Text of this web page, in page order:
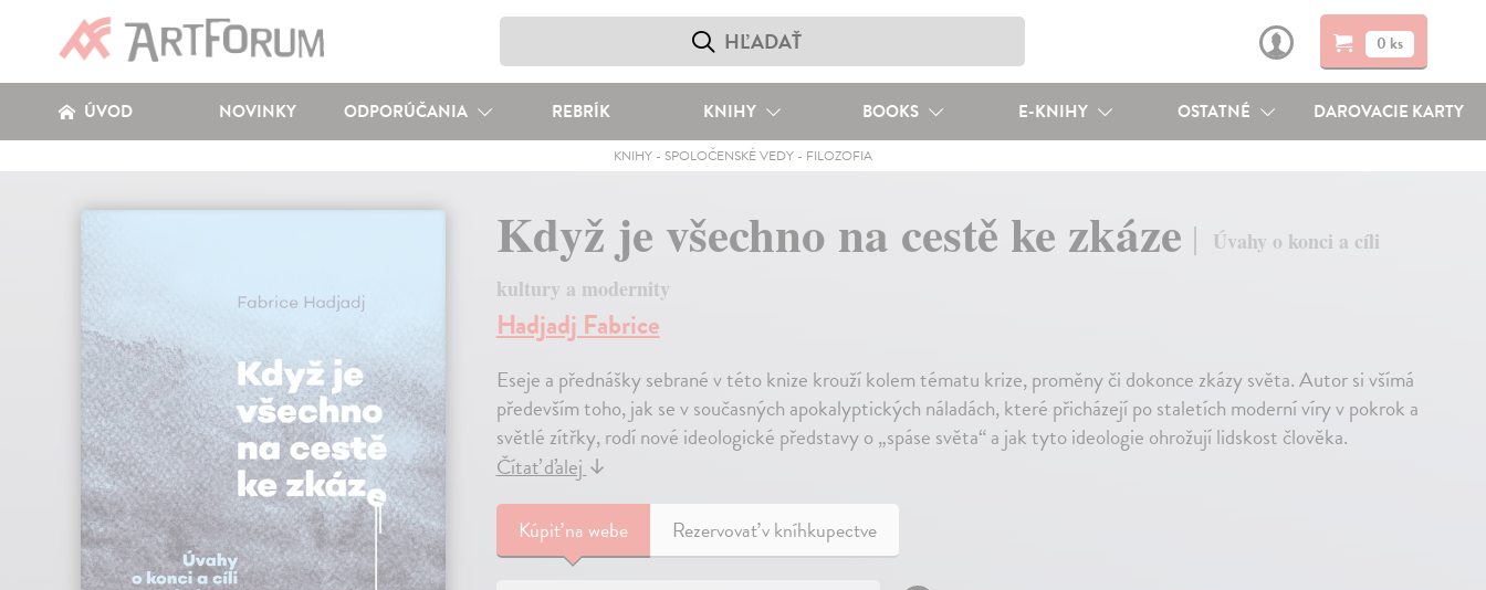
0 ks
ÚVOD NOVINKY ODPORÚČANIA REBRÍK KNIHY BOOKS E-KNIHY OSTATNÉ DAROVACIE KARTY
KNIHY- SPOLOČENSKÉ VEDY- FILOZOFIA
Když je všechno na cestě ke zkáze
Úvahy o konci a cíli
kultury a modernity
Hadjadj Fabrice
Eseje a přednášky sebrané v této knize krouží kolem tématu krize, proměny či dokonce zkázy světa. Autor si všímá
především toho, jak se v současných apokalyptických náladách, které přicházejí po staletích moderní víry v pokrok a
světlé zítřky, rodí nové ideologické představy o „spáse světa“ a jak tyto ideologie ohrožují lidskost člověka.
Čítať ďalej↓
Kúpiťna webe Rezervovať v kníhkupectve